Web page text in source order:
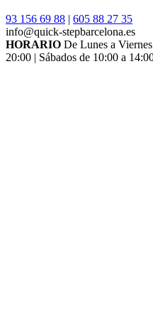
93 156 69 88 | 605 88 27 35
info@quick-stepbarcelona.es
HORARIO De Lunes a
20:00 | Sábados de 10:00 a